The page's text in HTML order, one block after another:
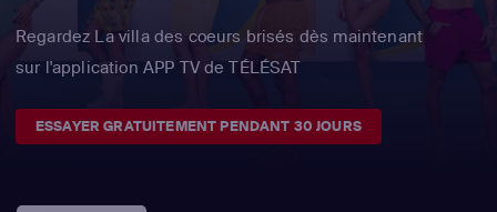
Regardez La villa des coeurs brisés dès maintenant
sur l'application APP TV de TÉLÉSAT
ESSAYER GRATUITEMENT PENDANT 30 JOURS